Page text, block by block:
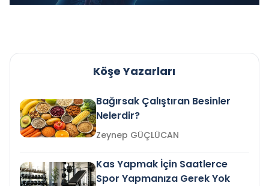
Köşe Yazarları
Bağırsak Çalıştıran Besinler
Nelerdir?
Zeynep GÜÇLÜCAN
Kas Yapmak İçin Saatlerce
Spor Yapmanıza Gerek Yok